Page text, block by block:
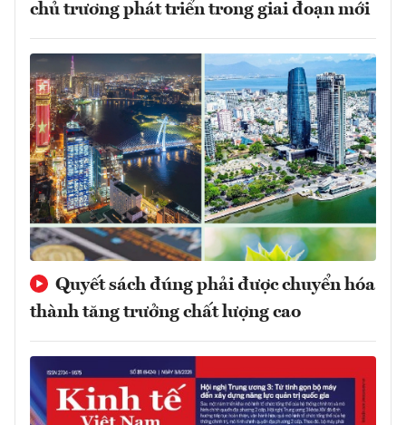
chủ trương phát triển trong giai đoạn mới
Quyết sách đúng phải được chuyển hóa
thành tăng trưởng chất lượng cao